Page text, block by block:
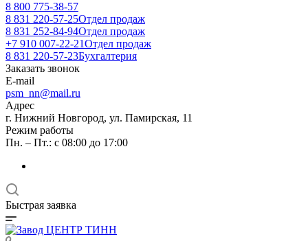
8 800 775-38-57
8 831 220-57-25Отдел продаж
8 831 252-84-94Отдел продаж
+7 910 007-22-21Отдел продаж
8 831 220-57-23Бухгалтерия
Заказать звонок
E-mail
psm_nn@mail.ru
Адрес
г. Нижний Новгород, ул. Памирская, 11
Режим работы
Пн. – Пт.: с 08:00 до 17:00
Быстрая заявка